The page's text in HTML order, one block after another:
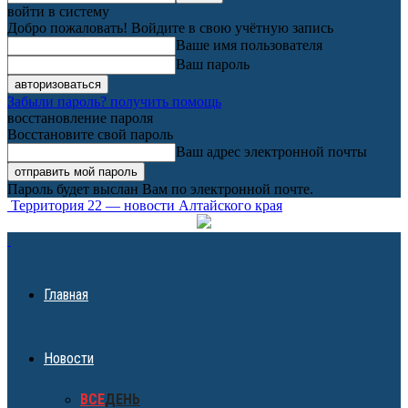
войти в систему
Добро пожаловать! Войдите в свою учётную запись
Ваше имя пользователя
Ваш пароль
Забыли пароль? получить помощь
восстановление пароля
Восстановите свой пароль
Ваш адрес электронной почты
Пароль будет выслан Вам по электронной почте.
Территория 22 — новости Алтайского края
Главная
Новости
ВСЕДЕНЬ